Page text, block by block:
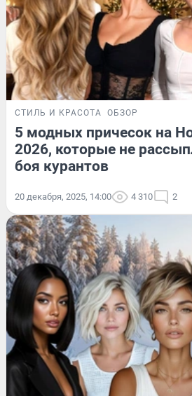
СТИЛЬ И КРАСОТА ОБЗОР
5 модных причесок на
2026, которые не
боя курантов
20 декабря, 2025, 14:00 4 310 2